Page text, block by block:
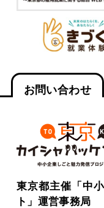
お問い合わせ
東京都主催「中
ト」運営事務局